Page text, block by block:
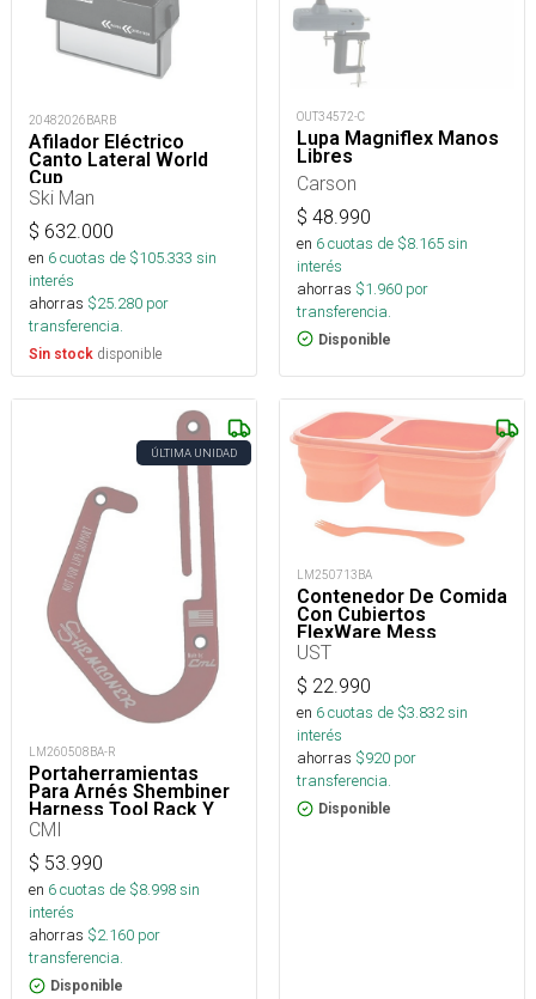
20482026BARB
Afilador Eléctrico
Canto Lateral World
Cup
Ski Man
$ 632.000
en 6cuotas de $105.333 sin
interés
ahorras $25.280 por
transferencia.
Sin stock disponible
OUT34572-C
Lupa Magniflex Manos
Libres
Carson
$ 48.990
en 6cuotas de $8.165sin
interés
ahorras $1.960 por
transferencia.
Disponible
ÚLTIMA UNIDAD
LM260508BA-R
Portaherramientas
Para Arnés Shembiner
Harness Tool Rack Y
Arborismo
CMI
$ 53.990
en 6cuotas de $8.998sin
interés
ahorras $2.160 por
transferencia.
Disponible
LM250713BA
Contenedor De Comida
Con Cubiertos
FlexWare Mess
Compacto
UST
$ 22.990
en 6cuotas de $3.832sin
interés
ahorras $920 por
transferencia.
Disponible